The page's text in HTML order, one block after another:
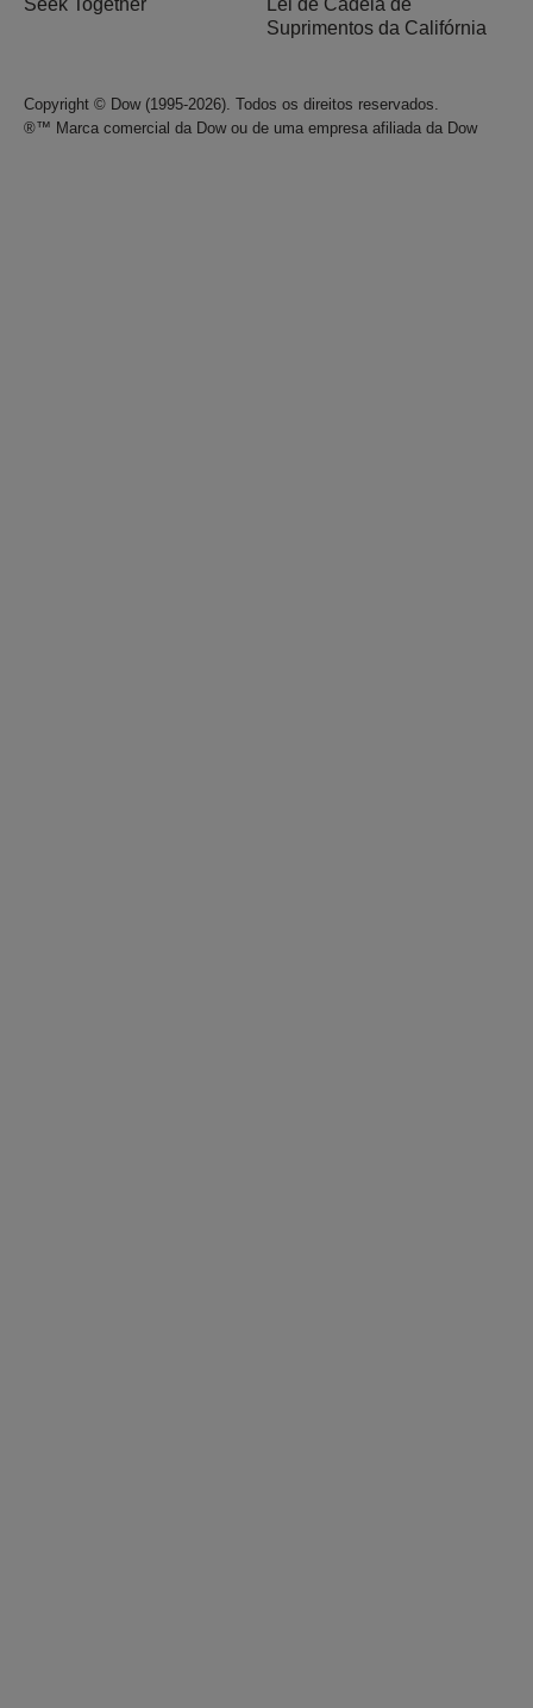
Suprimentos da Califórnia
Copyright © Dow (1995-2026). Todos os direitos reservados.
®™ Marca comercial da Dow ou de uma empresa afiliada da Dow